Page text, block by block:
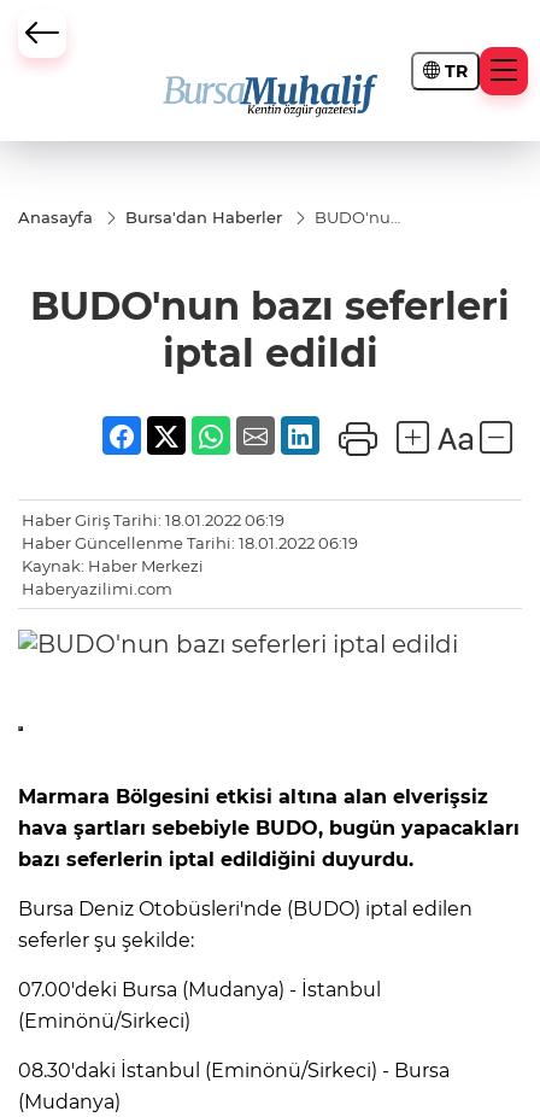
TR
Büyükşehir Darbesi
Anasayfa Bursa'dan Haberler
BUDO'nun
BUDO'nun bazı seferleri
iptal edildi
Haber Giriş Tarihi: 18.01.2022 06:19
Haber Güncellenme Tarihi: 18.01.2022 06:19
Kaynak: Haber Merkezi
Haberyazilimi.com
Marmara Bölgesini etkisi altına alan elverişsiz
hava şartları sebebiyle BUDO, bugün yapacakları
bazı seferlerin iptal edildiğini duyurdu.
Bursa Deniz Otobüsleri'nde (BUDO) iptal edilen
seferler şu şekilde:
07.00'deki Bursa (Mudanya) - İstanbul
(Eminönü/Sirkeci)
08.30'daki İstanbul (Eminönü/Sirkeci) - Bursa
(Mudanya)